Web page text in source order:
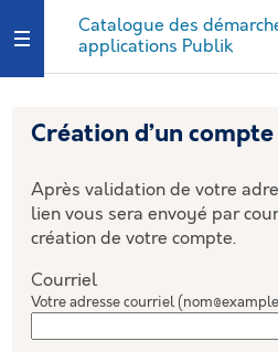
Catalogue des
applications Publik
Ouvrir le menu
Création d’un compte
Après validation de votre
lien vous sera envoyé par
création de votre compte.
Courriel
Votre adresse courriel